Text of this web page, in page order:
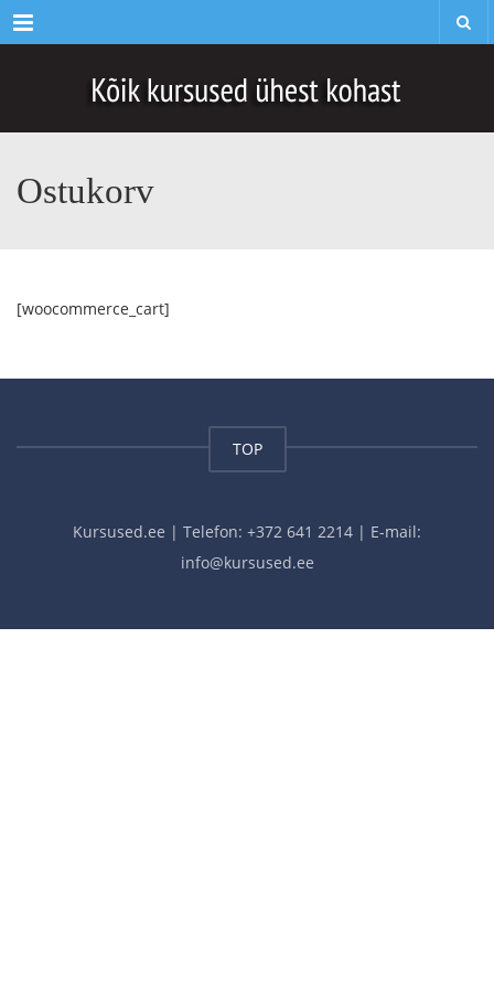
Menu
Ostukorv
[woocommerce_cart]
TOP
Kursused.ee | Telefon: +372 641 2214 | E-mail:
info@kursused.ee